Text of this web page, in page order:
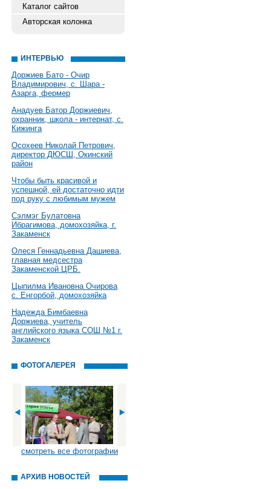
Каталог сайтов
Авторская колонка
ИНТЕРВЬЮ
Доржиев Бато - Очир
Владимирович, с. Шара -
Азарга, фермер
Анадуев Батор Доржиевич,
охранник, школа - интернат, с.
Кижинга
Осохеев Николай Петрович,
директор ДЮСШ, Окинский
район
Чтобы быть красивой и
успешной, ей достаточно идти
под руку с любимым мужем
Сэлмэг Булатовна
Ибрагимова, домохозяйка, г.
Закаменск
Олеся Геннадьевна Дашиева,
главная медсестра
Закаменской ЦРБ.
Цыпилма Ивановна Очирова
с. Енгорбой, домохозяйка
Надежда Бимбаевна
Доржиева, учитель
английского языка СОШ №1 г.
Закаменск
ФОТОГАЛЕРЕЯ
смотреть все фотографии
АРХИВ НОВОСТЕЙ